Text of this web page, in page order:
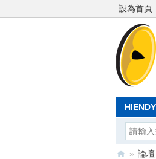
設為首頁
» 論壇